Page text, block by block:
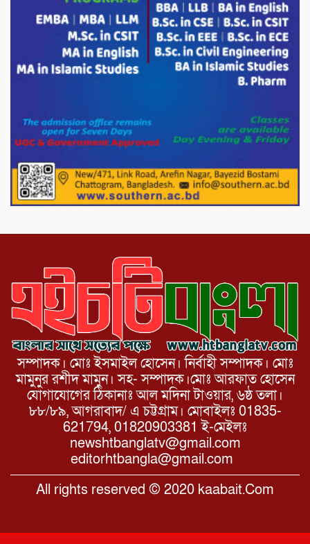
দেশীয় পাঁচ প্রজাতির ছোট মাছে উদ্বেগজনক
মাত্রায় মাইক্রোপ্লাস্টিকের উপস্থিতি শনাক্ত ।
সরকারকে ব্যর্থ করতে দেশের বিরুদ্ধে একটি
দল চক্রান্ত চালিয়ে যাচ্ছে : রিজভী
দেশের বাজারে ভরিতে ১০ হাজার টাকা সোনার
দাম বাড়ানোর ঘোষণা।
ভারপ্রাপ্ত রাষ্ট্রপতি হাফিজ উদ্দিন আহমদের
সাথে এইচটি বাংলা অনলাইন পোর্টাল ও আইপি
সম্পাদক। মোঃ ইসমাইল হোসেন। নির্বাহী সম্পাদক। মোঃ
মামুনুর রশীদ মামুন। সহ- সম্পাদক।মোঃ আরফাত হোসেন
যোগাযোগের ঠিকানাঃ আল মদিনা টাওয়ার, ৬ষ্ঠ তলা।
৮৮/৮৯, আগরাবাদ/ এ চট্টগ্রাম। মোবাইলঃ 01835-
621794, 01820903381 ই-মেইলঃ
newshtbanglatv@gmail.com
editorhtbangla@gmail.com
All rights reserved © 2020 kaabait.Com